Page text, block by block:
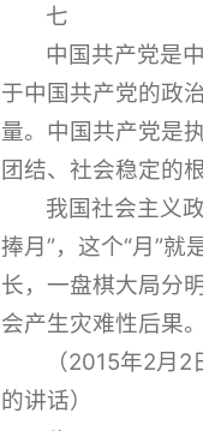
七
中国共产党是
于中国共产党的政
量。中国共产党是
团结、社会稳定的
我国社会主义
捧月”，这个“月”
长，一盘棋大局分
会产生灾难性后果
（2015年2月
的讲话）